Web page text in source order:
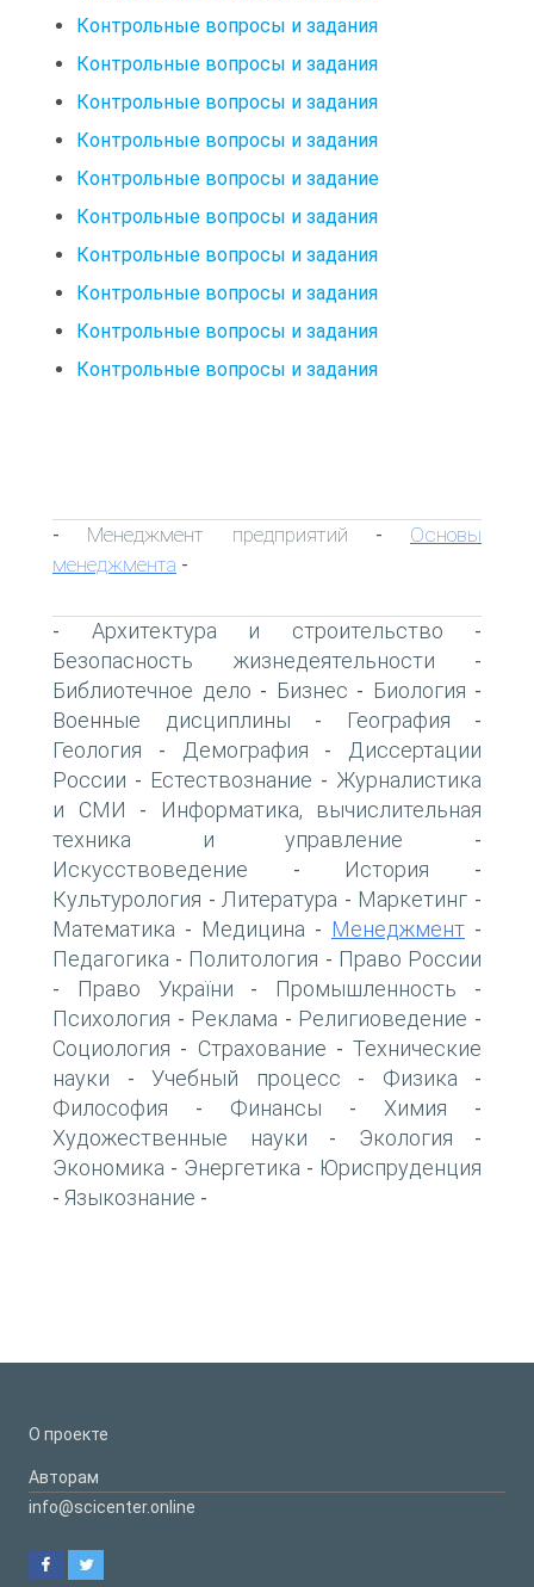
Контрольные вопросы и задания
Контрольные вопросы и задания
Контрольные вопросы и задания
Контрольные вопросы и задания
Контрольные вопросы и задание
Контрольные вопросы и задания
Контрольные вопросы и задания
Контрольные вопросы и задания
Контрольные вопросы и задания
Контрольные вопросы и задания
- Менеджмент предприятий - Основы
менеджмента -
- Архитектура и строительство -
Безопасность жизнедеятельности -
Библиотечное дело - Бизнес - Биология -
Военные дисциплины - География -
Геология - Демография -
Диссертации
России - Естествознание - Журналистика
и СМИ -
Информатика, вычислительная
техника и управление -
Искусствоведение - История -
Культурология - Литература - Маркетинг -
Математика - Медицина - Менеджмент -
Педагогика - Политология - Право России
- Право України - Промышленность -
Психология - Реклама - Религиоведение -
Социология - Страхование - Технические
науки - Учебный процесс - Физика -
Философия - Финансы - Химия -
Художественные науки - Экология -
Экономика - Энергетика - Юриспруденция
- Языкознание -
О проекте
Авторам
info@scicenter.online